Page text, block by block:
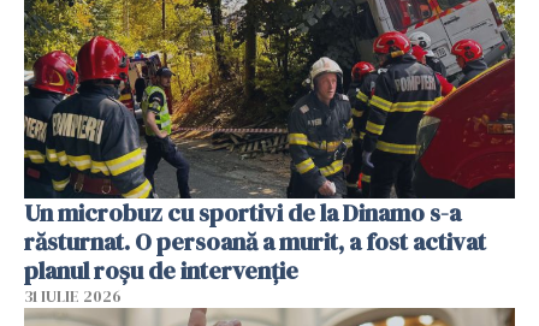
Un microbuz cu sportivi de la Dinamo s-a
răsturnat. O persoană a murit, a fost activat
planul roșu de intervenție
31 IULIE 2026